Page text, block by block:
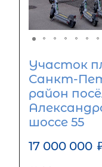
Участок
Санкт-
район
шоссе 55
17 000 000